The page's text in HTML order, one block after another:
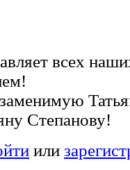
всех
Степанову!
или